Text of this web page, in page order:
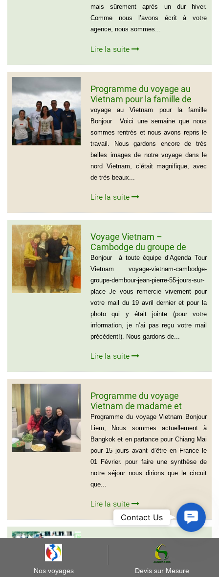
mais sûrement après un dur hiver.
Comme nous l’avons écrit à votre
agence, nous sommes...
Lire la suite
Programme du voyage au
Vietnam pour la famille de
Mme BEAUGRAND
voyage au Vietnam pour la famille
Bonjour Voici une semaine que nous
sommes rentrés et nous avons repris le
travail. Nous gardons encore de très
belles images de notre voyage dans le
nord Vietnam, c’était magnifique, avec
de très beaux...
Lire la suite
Voyage Vietnam –
Cambodge du groupe de
madame et Monsieur
DEMBOUR JEAN-PIERRE (55
jours sur place)
Bonjour à toute équipe d’Agenda Tour
Vietnam voyage-vietnam-cambodge-
groupe-dembour-jean-pierre-55-jours-sur-
place Je vous remercie vivement pour
votre mail du 19 avril dernier et pour la
photo qui y était jointe (pour votre
information, je n’ai pas reçu votre mail
précédent!). Nous gardons de...
Lire la suite
Programme du voyage
Vietnam de madame et
Monsieur Michel et Michèle
LEROUX
Programme du voyage Vietnam Bonjour
Liem, Nous sommes actuellement à
Bangkok et en partance pour Chiang Mai
pour 15 jours avant d’être en France le
01 Février. pour faire une synthèse de
notre séjour nous dirions que le circuit
que...
Lire la suite
Programme du voyage au
Laos pour groupe de Mme
Samul Le Vourch, 7
Programme du voyage au Laos Bonjour
Nos voyages Devis sur Mesure
Contact
Contact Us